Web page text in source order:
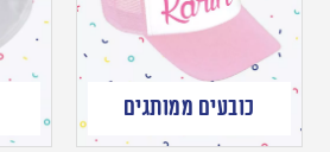
כובעים ממותגים